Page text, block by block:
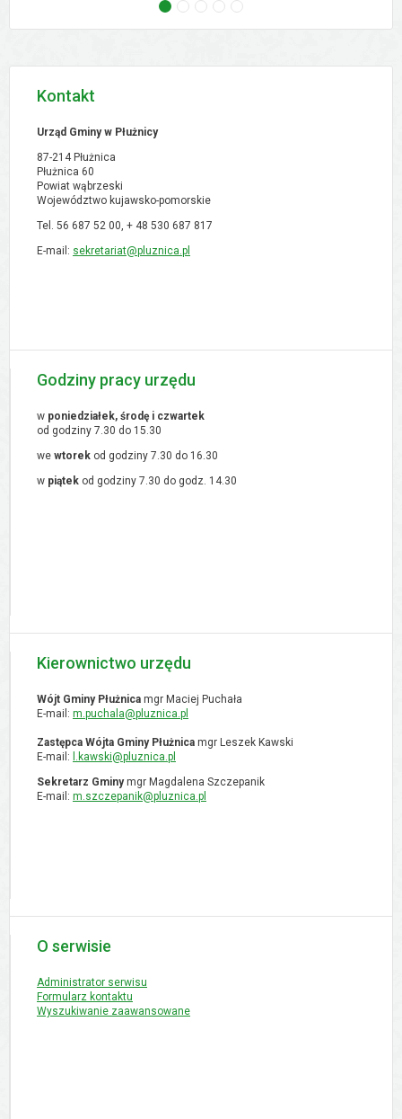
następne - Zebranie wiejskie - Ostrowo,
następne - Zebranie wiejskie - Orłowo,
następne - Zebranie wiejskie -
następne - XVI Sesja Rady
Kontakt
Urząd Gminy w Płużnicy
87-214 Płużnica
Płużnica 60
Powiat wąbrzeski
Województwo kujawsko-pomorskie
Tel. 56 687 52 00, + 48 530 687 817
E-mail: sekretariat@pluznica.pl
Godziny pracy urzędu
w poniedziałek, środę i czwartek
od godziny 7.30 do 15.30
we wtorek od godziny 7.30 do 16.30
w piątek od godziny 7.30 do godz. 14.30
Kierownictwo urzędu
Wójt Gminy Płużnica mgr Maciej Puchała
E-mail: m.puchala@pluznica.pl
Zastępca Wójta Gminy Płużnica mgr Leszek Kawski
E-mail: l.kawski@pluznica.pl
Sekretarz Gminymgr Magdalena Szczepanik
E-mail: m.szczepanik@pluznica.pl
O serwisie
Administrator serwisu
Formularz kontaktu
Wyszukiwanie zaawansowane